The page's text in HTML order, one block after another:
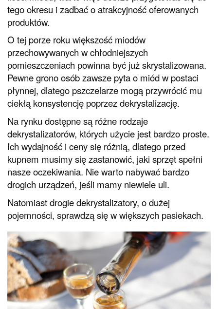
tego okresu i zadbać o atrakcyjność oferowanych
produktów.
O tej porze roku większość miodów
przechowywanych w chłodniejszych
pomieszczeniach powinna być już skrystalizowana.
Pewne grono osób zawsze pyta o miód w postaci
płynnej, dlatego pszczelarze mogą przywrócić mu
ciekłą konsystencję poprzez dekrystalizację.
Na rynku dostępne są różne rodzaje
dekrystalizatorów, których użycie jest bardzo proste.
Ich wydajność i ceny się różnią, dlatego przed
kupnem musimy się zastanowić, jaki sprzęt spełni
nasze oczekiwania. Nie warto nabywać bardzo
drogich urządzeń, jeśli mamy niewiele uli.
Natomiast drogie dekrystalizatory, o dużej
pojemności, sprawdzą się w większych pasiekach.